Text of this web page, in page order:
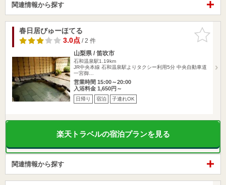
関連情報から探す
お気に入
りに追加
春日居びゅーほてる
3.0点/ 2 件
山梨県 / 笛吹市
石和温泉駅1.19km
JR中央本線 石和温泉駅よりタクシー利用5分 中央自動車道
一宮御…
営業時間 15:00～20:00
入浴料金 1,650円～
日帰り 宿泊 子連れOK
楽天トラベルの宿泊プランを見る
関連情報から探す